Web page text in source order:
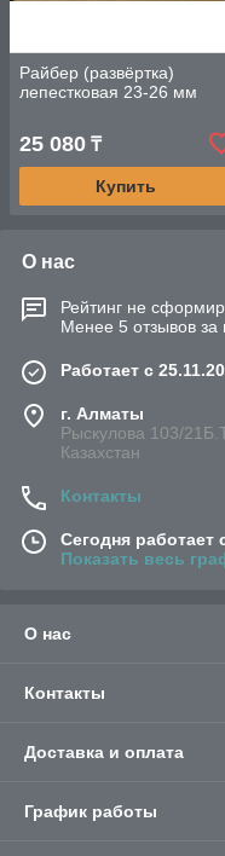
Райбер (развёртка)
лепестковая 23-26 мм
25 080 ₸
Купить
О нас
Рейтинг не
Менее 5 отзывов за
Работает с
г. Алматы
Рыскулова 103/
Казахстан
Контакты
Сегодня работает
Показать весь
О нас
Контакты
Доставка и оплата
График работы